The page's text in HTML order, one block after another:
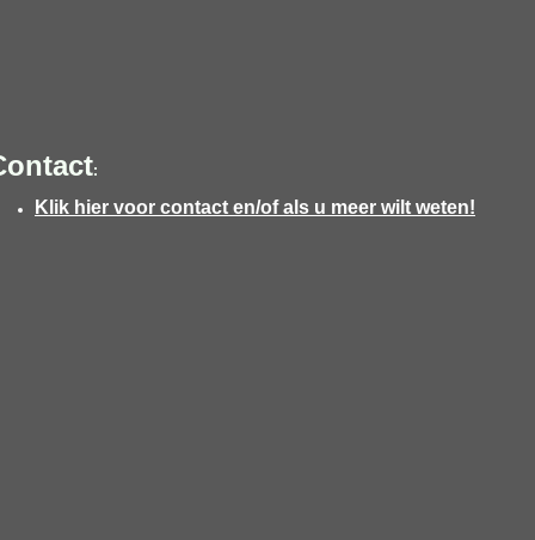
:
Klik hier voor contact en/of als u meer wilt weten!